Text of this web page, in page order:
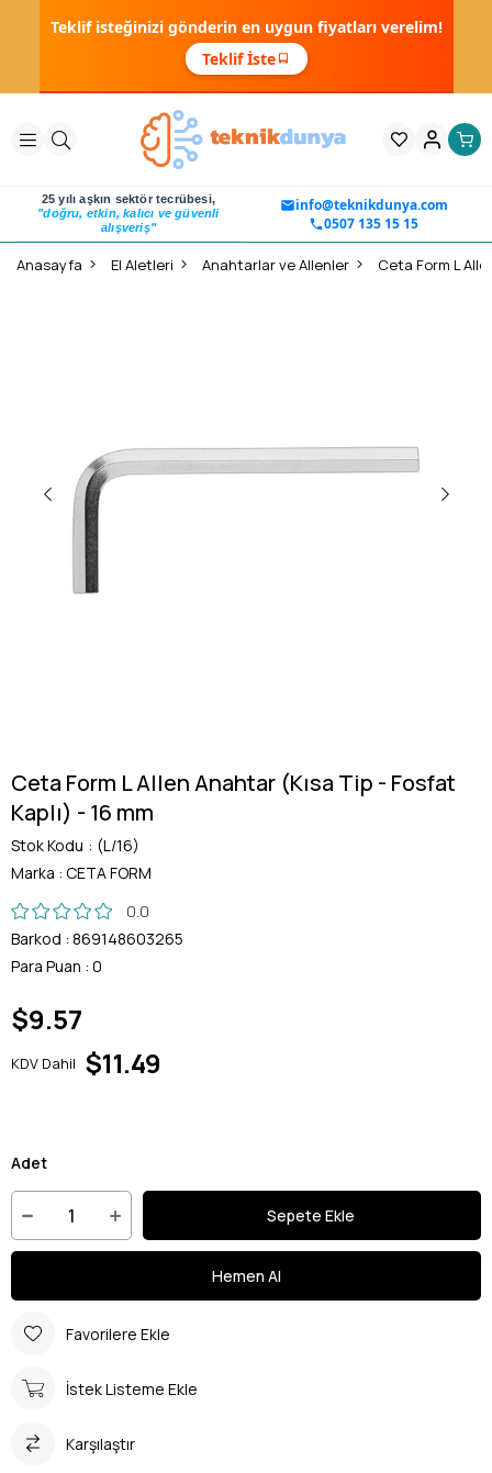
Teklif isteğinizi gönderin en uygun fiyatları verelim!
Teklif İste
25 yılı aşkın sektör tecrübesi,
"doğru, etkin, kalıcı ve güvenli
alışveriş"
info@teknikdunya.com
0507 135 15 15
Anasayfa El Aletleri Anahtarlar ve Allenler
Ceta Form L Allen Anahtar (Kısa Tip - Fosfat
Kaplı) - 16 mm
Stok Kodu
(L/16)
Marka : CETA FORM
0.0
Barkod : 869148603265
Para Puan : 0
$9.57
KDV Dahil $11.49
Adet
Favorilere Ekle
İstek Listeme Ekle
Karşılaştır